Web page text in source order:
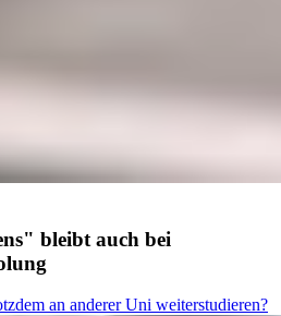
bleibt auch bei
an anderer Uni weiterstudieren?